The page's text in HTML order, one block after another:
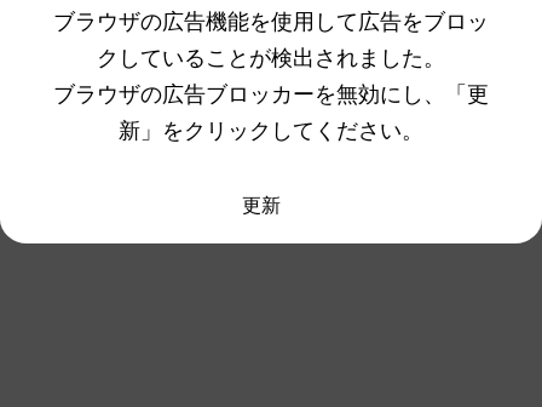
ブラウザの広告機能を使用して広告をブロッ
クしていることが検出されました。
ブラウザの広告ブロッカーを無効にし、「更
新」をクリックしてください。
更新